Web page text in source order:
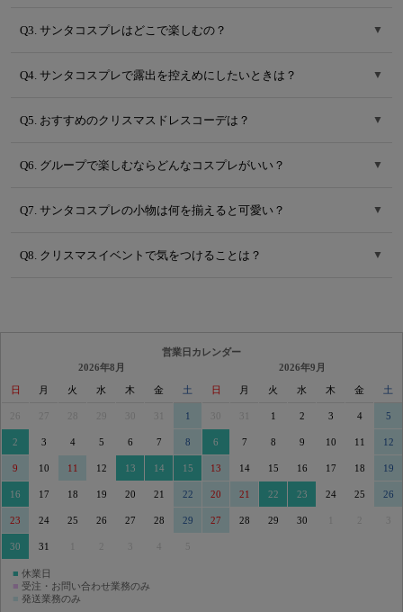
Q3. サンタコスプレはどこで楽しむの？ ▼
Q4. サンタコスプレで露出を控えめにしたいときは？ ▼
Q5. おすすめのクリスマスドレスコーデは？ ▼
Q6. グループで楽しむならどんなコスプレがいい？ ▼
Q7. サンタコスプレの小物は何を揃えると可愛い？ ▼
Q8. クリスマスイベントで気をつけることは？ ▼
営業日カレンダー
2026年8月
日 月 火 水 木 金 土
29 30 31 1
2 3 4 5 6 7 8
9 10 11 12 13 14 15
16 17 18 19 20 21 22
23 24 25 26 27 28 29
30 31 3 5
2026年9月
日 月 火 水 木 金 土
30 31 1 2 3 4 5
6 7 8 9 10 11 12
13 14 15 16 17 18 19
20 21 22 23 24 25 26
27 28 29 30 3
■ 休業日
■ 受注・お問い合わせ業務のみ
■ 発送業務のみ